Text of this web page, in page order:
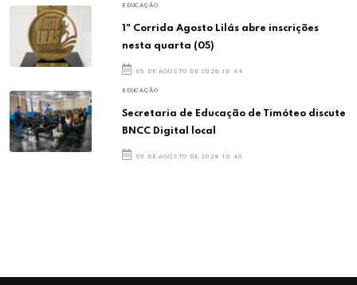
EDUCAÇÃO
1ª Corrida Agosto Lilás abre inscrições
nesta quarta (05)
05 DE AGOSTO DE 2026 10:44
EDUCAÇÃO
Secretaria de Educação de Timóteo discute
BNCC Digital local
05 DE AGOSTO DE 2026 10:40